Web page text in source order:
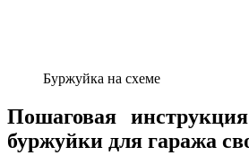
Буржуйка на схеме
Пошаговая
буржуйки для гаража